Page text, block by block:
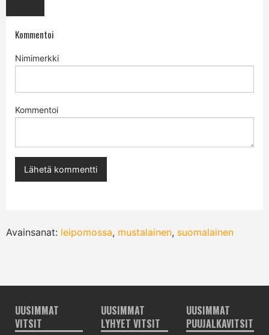
Kommentoi
Nimimerkki
Kommentoi
Avainsanat: leipomossa, mustalainen, suomalainen
UUSIMMAT
VITSIT
UUSIMMAT
LYHYET VITSIT
UUSIMMAT
PUUJALKAVITSIT